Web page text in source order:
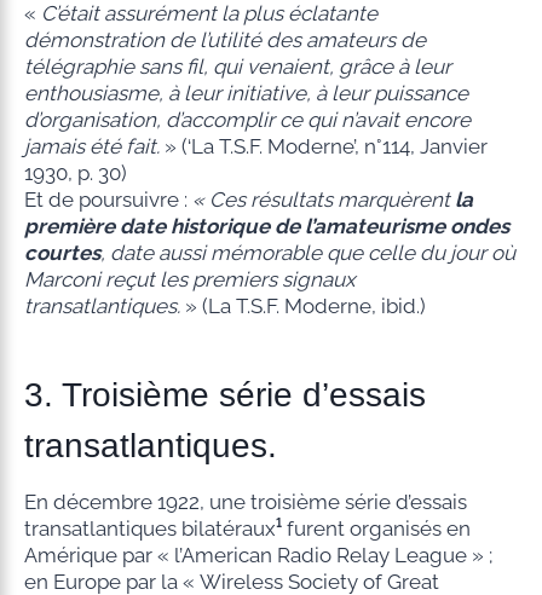
« C’était assurément la plus éclatante
démonstration de l’utilité des amateurs de
télégraphie sans fil, qui venaient, grâce à leur
enthousiasme, à leur initiative, à leur puissance
d’organisation, d’accomplir ce qui n’avait encore
jamais été fait.» (‘La T.S.F. Moderne’, n°114, Janvier
1930, p. 30)
Et de poursuivre : « Ces résultats marquèrent la
première date historique de l’amateurisme ondes
courtes, date aussi mémorable que celle du jour où
Marconi reçut les premiers signaux
transatlantiques.» (La T.S.F. Moderne, ibid.)
3. Troisième série d’essais
transatlantiques.
En décembre 1922, une troisième série d’essais
transatlantiques bilatéraux¹furent organisés en
Amérique par « l’American Radio Relay League » ;
en Europe par la « Wireless Society of Great